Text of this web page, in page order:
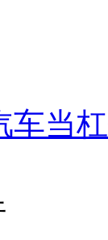
车当